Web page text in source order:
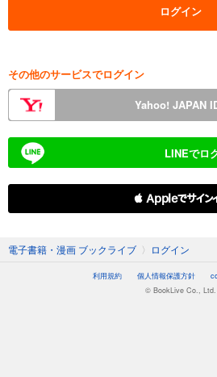
その他のサービスでログイン
Yahoo! JAPAN
LINEでロ
 Appleでサイン
電子書籍・漫画 ブックライブ 〉 ログイン
利用規約 個人情報保護方針
© BookLive Co., Ltd.